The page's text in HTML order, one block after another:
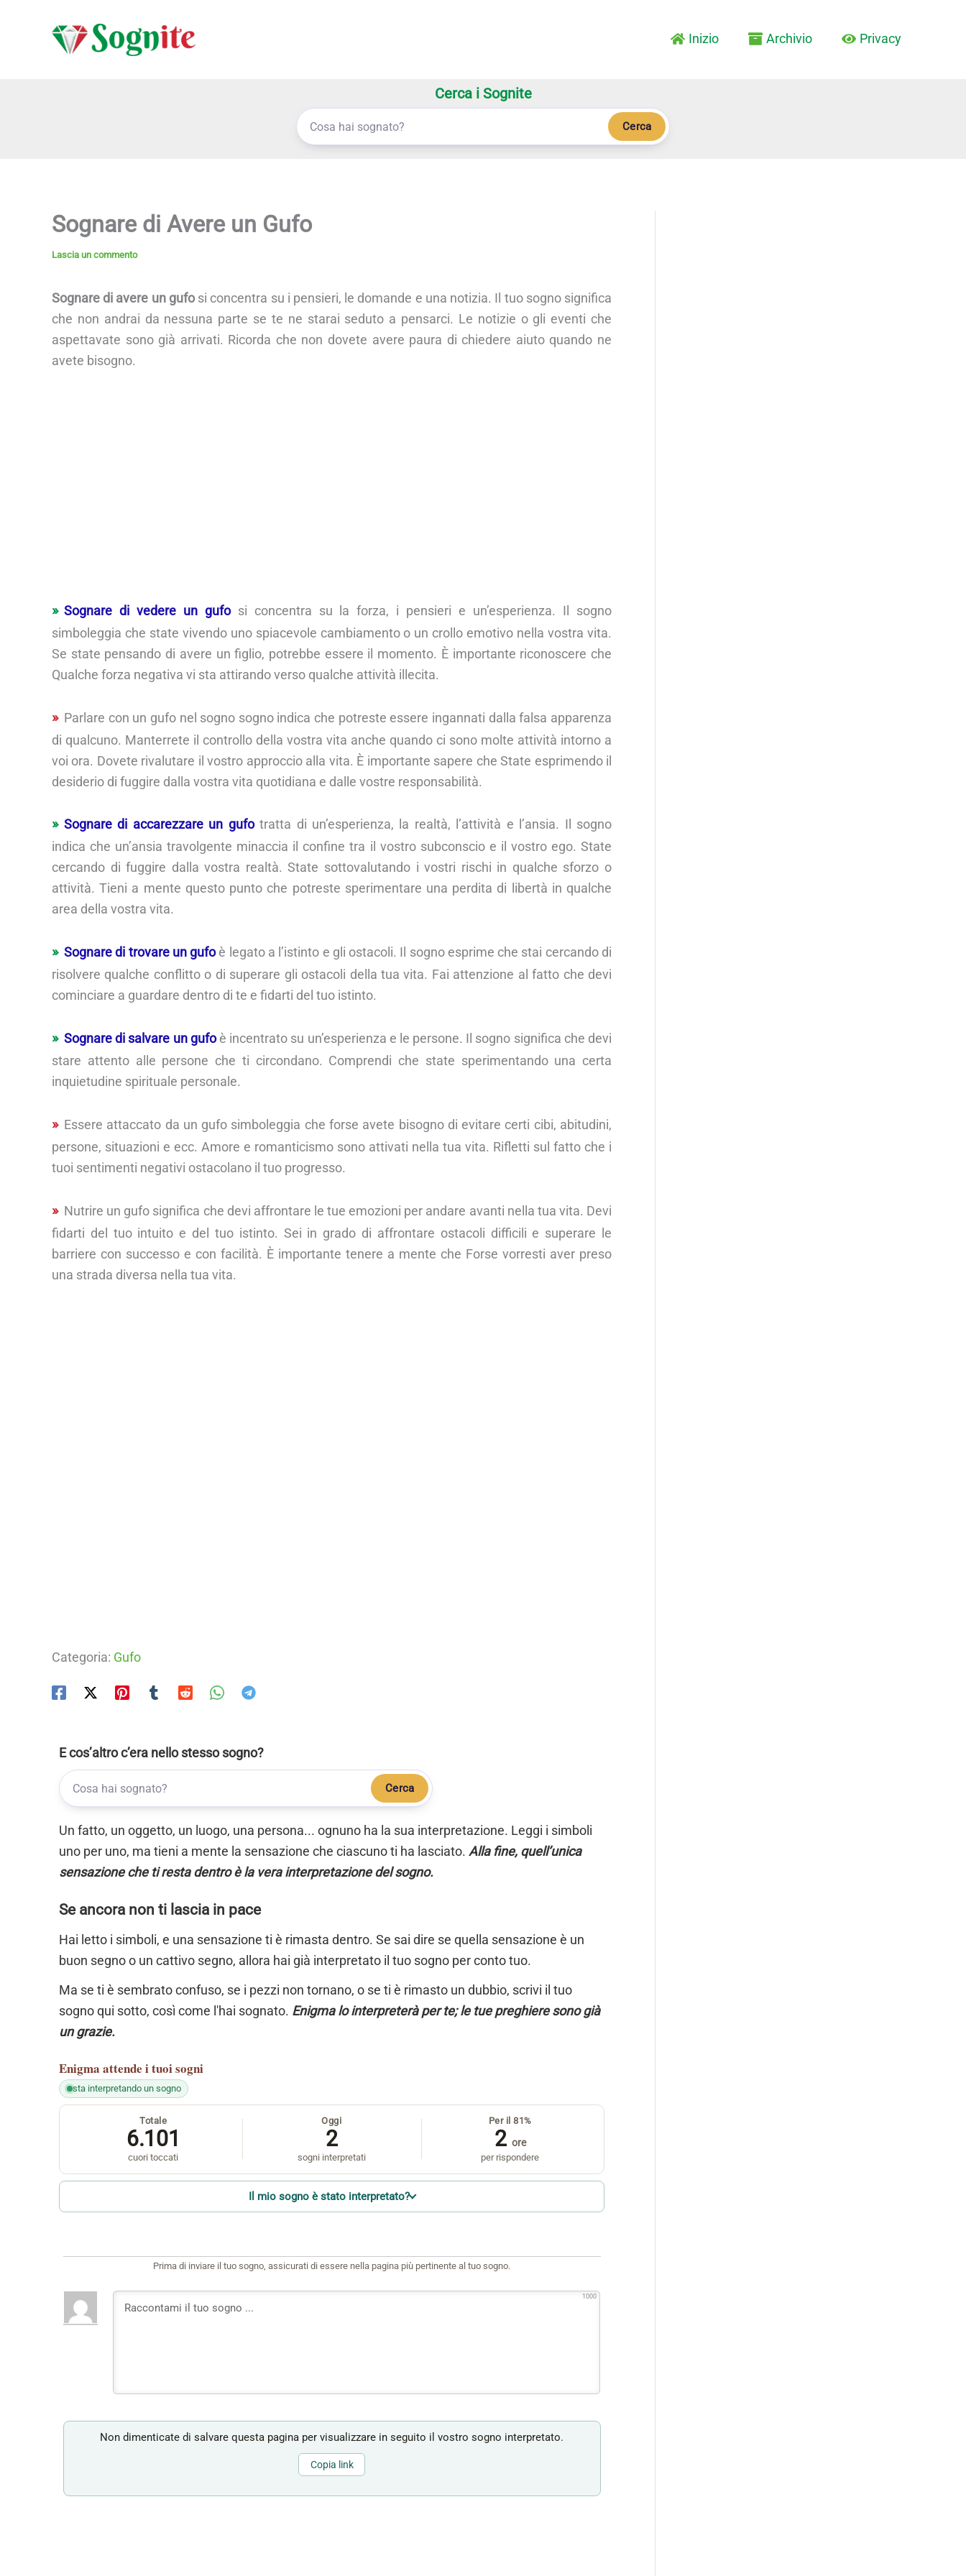
Inizio Archivio Privacy
Cerca i Sognite
Cerca
Sognare di Avere un Gufo
Lascia un commento
Sognare di avere un gufosi concentra su i pensieri, le domande e una notizia. Il tuo sogno significa
che non andrai da nessuna parte se te ne starai seduto a pensarci. Le notizie o gli eventi che
aspettavate sono già arrivati. Ricorda che non dovete avere paura di chiedere aiuto quando ne
avete bisogno.
Sognare di vedere un gufosi concentra su la forza, i pensieri e un’esperienza. Il sogno
simboleggia che state vivendo uno spiacevole cambiamento o un crollo emotivo nella vostra vita.
Se state pensando di avere un figlio, potrebbe essere il momento. È importante riconoscere che
Qualche forza negativa vi sta attirando verso qualche attività illecita.
Parlare con un gufo nel sogno sogno indica che potreste essere ingannati dalla falsa apparenza
di qualcuno. Manterrete il controllo della vostra vita anche quando ci sono molte attività intorno a
voi ora. Dovete rivalutare il vostro approccio alla vita. È importante sapere che State esprimendo il
desiderio di fuggire dalla vostra vita quotidiana e dalle vostre responsabilità.
Sognare di accarezzare un gufotratta di un’esperienza, la realtà, l’attività e l’ansia. Il sogno
indica che un’ansia travolgente minaccia il confine tra il vostro subconscio e il vostro ego. State
cercando di fuggire dalla vostra realtà. State sottovalutando i vostri rischi in qualche sforzo o
attività. Tieni a mente questo punto che potreste sperimentare una perdita di libertà in qualche
area della vostra vita.
Sognare di trovare un gufoè legato a l’istinto e gli ostacoli. Il sogno esprime che stai cercando di
risolvere qualche conflitto o di superare gli ostacoli della tua vita. Fai attenzione al fatto che devi
cominciare a guardare dentro di te e fidarti del tuo istinto.
Sognare di salvare un gufoè incentrato su un’esperienza e le persone. Il sogno significa che devi
stare attento alle persone che ti circondano. Comprendi che state sperimentando una certa
inquietudine spirituale personale.
Essere attaccato da un gufo simboleggia che forse avete bisogno di evitare certi cibi, abitudini,
persone, situazioni e ecc. Amore e romanticismo sono attivati nella tua vita. Rifletti sul fatto che i
tuoi sentimenti negativi ostacolano il tuo progresso.
Nutrire un gufo significa che devi affrontare le tue emozioni per andare avanti nella tua vita. Devi
fidarti del tuo intuito e del tuo istinto. Sei in grado di affrontare ostacoli difficili e superare le
barriere con successo e con facilità. È importante tenere a mente che Forse vorresti aver preso
una strada diversa nella tua vita.
Categoria: Gufo
E cos’altro c’era nello stesso sogno?
Cerca
Un fatto, un oggetto, un luogo, una persona... ognuno ha la sua interpretazione. Leggi i simboli
uno per uno, ma tieni a mente la sensazione che ciascuno ti ha lasciato. Alla fine, quell’unica
sensazione che ti resta dentro è la vera interpretazione del sogno.
Se ancora non ti lascia in pace
Hai letto i simboli, e una sensazione ti è rimasta dentro. Se sai dire se quella sensazione è un
buon segno o un cattivo segno, allora hai già interpretato il tuo sogno per conto tuo.
Ma se ti è sembrato confuso, se i pezzi non tornano, o se ti è rimasto un dubbio, scrivi il tuo
sogno qui sotto, così come l'hai sognato. Enigma lo interpreterà per te; le tue preghiere sono già
un grazie.
Enigma attende i tuoi sogni
sta interpretando un sogno
Totale
6.101
cuori toccati
Oggi
2
sogni interpretati
Per il 81%
2 ore
per rispondere
Il mio sogno è stato interpretato?
Prima di inviare il tuo sogno, assicurati di essere nella pagina più pertinente al tuo sogno.
1000
Non dimenticate di salvare questa pagina per visualizzare in seguito il vostro sogno interpretato.
Copia link